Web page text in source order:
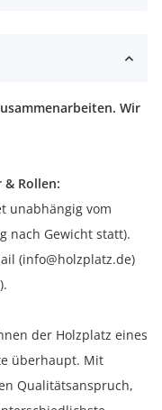
Wir
& Rollen:
unabhängig vom
nach Gewicht statt).
(info@holzplatz.de)
der Holzplatz eines
überhaupt. Mit
Qualitätsanspruch,